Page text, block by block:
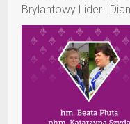
Brylantowy Lider i